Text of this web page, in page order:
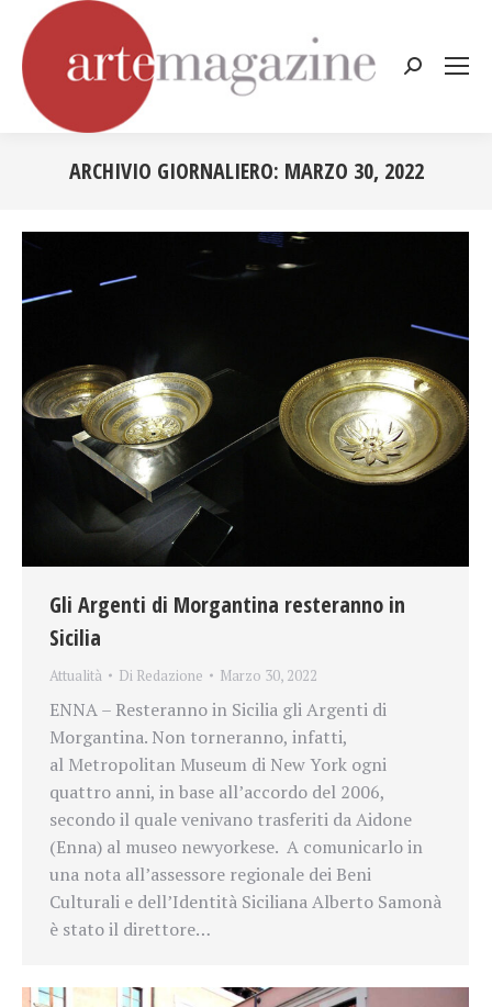
Cerca:
ARCHIVIO GIORNALIERO: MARZO 30, 2022
Gli Argenti di Morgantina resteranno in
Sicilia
Attualità Di Redazione Marzo 30, 2022
ENNA – Resteranno in Sicilia gli Argenti di
Morgantina. Non torneranno, infatti,
al Metropolitan Museum di New York ogni
quattro anni, in base all’accordo del 2006,
secondo il quale venivano trasferiti da Aidone
(Enna) al museo newyorkese. A comunicarlo in
una nota all’assessore regionale dei Beni
Culturali e dell’Identità Siciliana Alberto Samonà
è stato il direttore…